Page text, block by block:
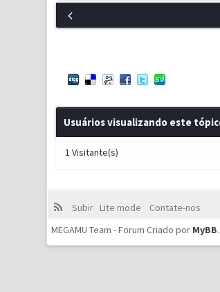
Usuários visualizando este
1 Visitante(s)
Subir Lite mode
Contate-nos
MEGAMU Team - Forum Criado por MyBB